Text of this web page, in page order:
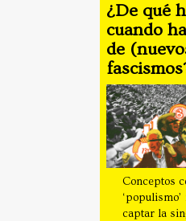
¿De qué
cuando
de
Conceptos
captar la